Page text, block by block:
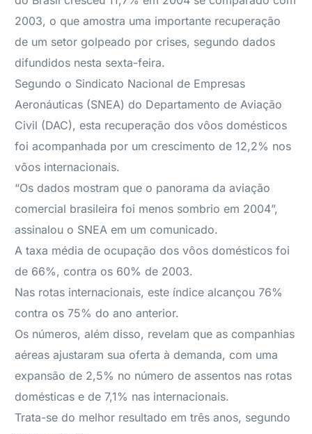
2003, o que amostra uma importante recuperação
de um setor golpeado por crises, segundo dados
difundidos nesta sexta-feira.
Segundo o Sindicato Nacional de Empresas
Aeronáuticas (SNEA) do Departamento de Aviação
Civil (DAC), esta recuperação dos vôos domésticos
foi acompanhada por um crescimento de 12,2% nos
vôos internacionais.
“Os dados mostram que o panorama da aviação
comercial brasileira foi menos sombrio em 2004”,
assinalou o SNEA em um comunicado.
A taxa média de ocupação dos vôos domésticos foi
de 66%, contra os 60% de 2003.
Nas rotas internacionais, este índice alcançou 76%
contra os 75% do ano anterior.
Os números, além disso, revelam que as companhias
aéreas ajustaram sua oferta à demanda, com uma
expansão de 2,5% no número de assentos nas rotas
domésticas e de 7,1% nas internacionais.
Trata-se do melhor resultado em três anos, segundo